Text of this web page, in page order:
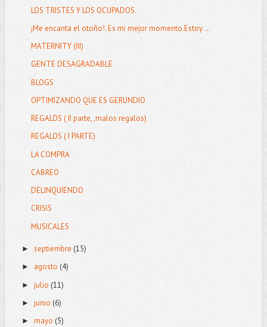
LOS TRISTES Y LOS OCUPADOS.
¡Me encanta el otoño!. Es mi mejor momento.Estoy ...
MATERNITY (III)
GENTE DESAGRADABLE
BLOGS
OPTIMIZANDO QUE ES GERUNDIO
REGALOS ( II parte, ,malos regalos)
REGALOS ( I PARTE)
LA COMPRA
CABREO
DELINQUIENDO
CRISIS
MUSICALES
► septiembre (15)
► agosto (4)
► julio (11)
► junio (6)
► mayo (5)